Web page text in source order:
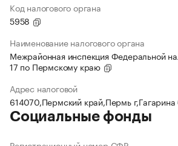
Код налогового органа
5958
Наименование налогового органа
Межрайонная инспекция Федеральной
17 по Пермскому краю
Адрес налоговой
614070,Пермский край,Пермь
Социальные фонды